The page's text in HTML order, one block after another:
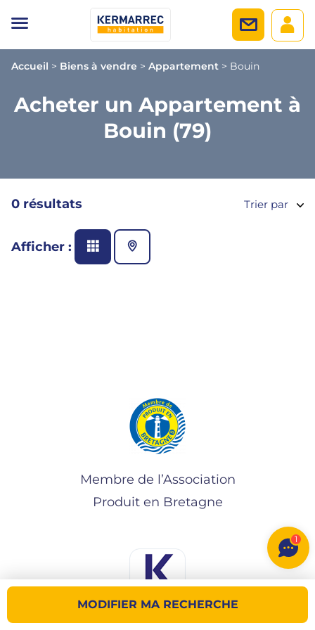
Accueil > Biens à vendre > Appartement > Bouin
Acheter un Appartement à
Bouin (79)
MODIFIER MA RECHERCHE
0 résultats Trier par
Afficher :
Membre de l’Association
Produit en Bretagne
1